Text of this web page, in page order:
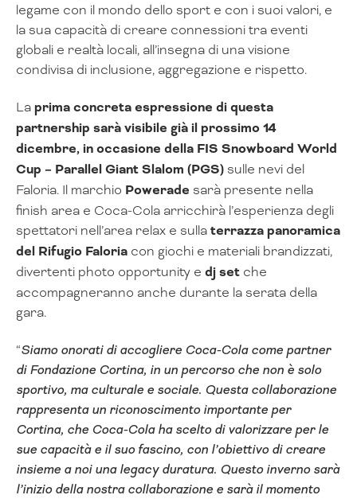
legame con il mondo dello sport e con i suoi valori, e
la sua capacità di creare connessioni tra eventi
globali e realtà locali, all’insegna di una visione
condivisa di inclusione, aggregazione e rispetto.
Laprima concreta espressione di questa
partnership sarà visibile già il prossimo 14
dicembre, in occasione della FIS Snowboard World
Cup – Parallel Giant Slalom (PGS) sulle nevi del
Faloria. Il marchio Powerade sarà presente nella
finish area e Coca-Cola arricchirà l’esperienza degli
spettatori nell’area relax e sullaterrazza panoramica
del Rifugio Faloria con giochi e materiali brandizzati,
divertenti photo opportunity e dj set che
accompagneranno anche durante la serata della
gara.
“Siamo onorati di accogliere Coca-Cola come partner
di Fondazione Cortina, in un percorso che non è solo
sportivo, ma culturale e sociale. Questa collaborazione
rappresenta un riconoscimento importante per
Cortina, che Coca-Cola ha scelto di valorizzare per le
sue capacità e il suo fascino, con l’obiettivo di creare
insieme a noi una legacy duratura. Questo inverno sarà
l’inizio della nostra collaborazione e sarà il momento